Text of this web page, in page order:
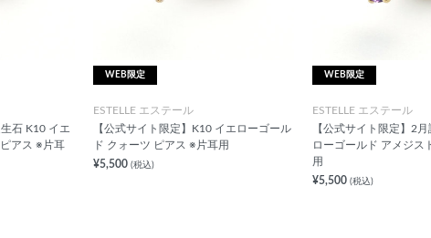
石 K10 イエ
アス ※片耳
WEB限定
ESTELLE エステール
【公式サイト限定】K10 イエローゴール
ド クォーツ ピアス ※片耳用
¥5,500 (税込)
WEB限定
ESTELLE エステール
【公式サイト限定】2
ローゴールド アメジス
用
¥5,500 (税込)